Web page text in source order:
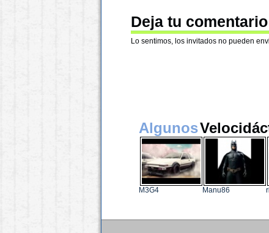
Deja tu
Lo sentimos, los invitados no pueden
Algunos
M3G4 Manu86